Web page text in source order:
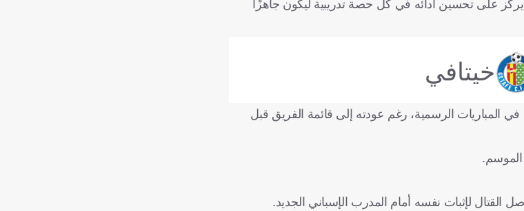
على تحسين أدائه في كل حصة تدريبية ليكون جاهزًا
خيتافي
في المباريات الرسمية، رغم عودته إلى قائمة الفريق قبل
الموسم.
لإثبات نفسه أمام المدرب الإسباني الجديد.